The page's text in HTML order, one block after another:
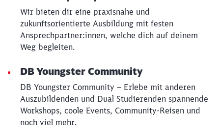
Wir bieten dir eine praxisnahe und
zukunftsorientierte Ausbildung mit festen
Ansprechpartner:innen, welche dich auf deinem
Weg begleiten.
DB Youngster Community
DB Youngster Community – Erlebe mit anderen
Auszubildenden und Dual Studierenden spannende
Workshops, coole Events, Community-Reisen und
noch viel mehr.